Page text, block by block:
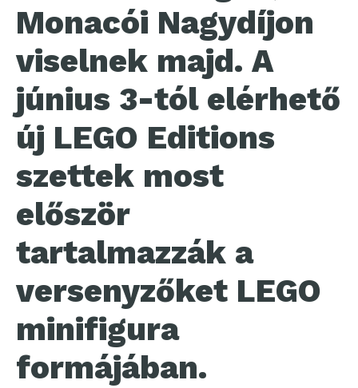
Monacói Nagydíjon
viselnek majd. A
június 3-tól elérhető
új LEGO Editions
szettek most
először
tartalmazzák a
versenyzőket LEGO
minifigura
formájában.